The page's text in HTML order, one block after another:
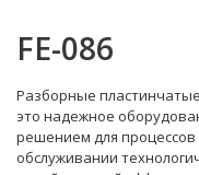
FE-086
Разборные пластинчатые
это надежное
решением для
обслуживании